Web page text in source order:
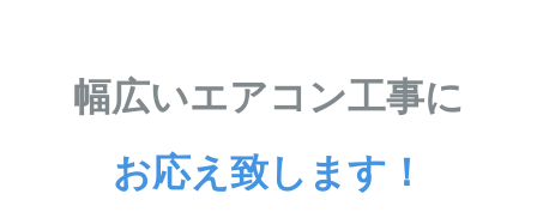
幅広いエアコン工事に
お応え致します！